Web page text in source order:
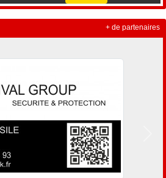
+ de partenaires